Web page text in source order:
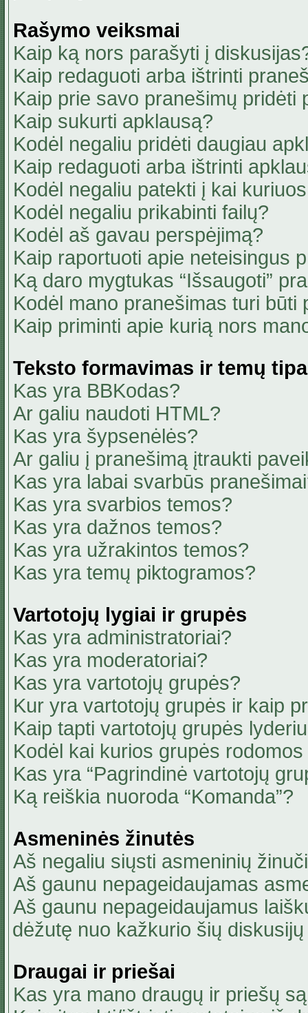
Rašymo veiksmai
Kaip ką nors parašyti į
Kaip redaguoti arba ištrinti
Kaip prie savo pranešimų pridėti
Kaip sukurti apklausą?
Kodėl negaliu pridėti daugiau
Kaip redaguoti arba ištrinti
Kodėl negaliu patekti į kai
Kodėl negaliu prikabinti failų?
Kodėl aš gavau perspėjimą?
Kaip raportuoti apie neteisingus
Ką daro mygtukas “Išsaugoti”
Kodėl mano pranešimas turi būti
Kaip priminti apie kurią nors
Teksto formavimas ir temų
Kas yra BBKodas?
Ar galiu naudoti HTML?
Kas yra šypsenėlės?
Ar galiu į pranešimą įtraukti
Kas yra labai svarbūs
Kas yra svarbios temos?
Kas yra dažnos temos?
Kas yra užrakintos temos?
Kas yra temų piktogramos?
Vartotojų lygiai ir grupės
Kas yra administratoriai?
Kas yra moderatoriai?
Kas yra vartotojų grupės?
Kur yra vartotojų grupės ir kaip
Kaip tapti vartotojų grupės
Kodėl kai kurios grupės
Kas yra “Pagrindinė vartotojų
Ką reiškia nuoroda “Komanda”?
Asmeninės žinutės
Aš negaliu siųsti asmeninių
Aš gaunu nepageidaujamas
Aš gaunu nepageidaujamus
dėžutę nuo kažkurio šių
Draugai ir priešai
Kas yra mano draugų ir priešų